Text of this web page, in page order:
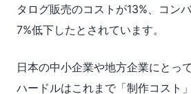
タログ販売のコストが13%、コン
7%低下したとされています。
日本の中小企業や地方企業にとっ
ハードルはこれまで「制作コスト